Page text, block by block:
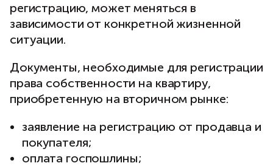
регистрацию, может меняться в
зависимости от конкретной жизненной
ситуации.
Документы, необходимые для регистрации
права собственности на квартиру,
приобретенную на вторичном рынке:
заявление на регистрацию от продавца и
покупателя;
оплата госпошлины;